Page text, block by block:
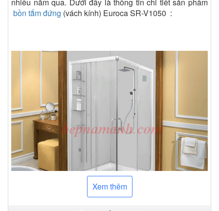
bồn tắm đứng (vách kính) Euroca SR-V1050 :
Xem thêm